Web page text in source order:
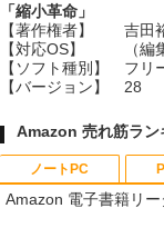
「縮小革命」
【著作権者】
吉田
【対応OS】
（
【ソフト種別】
フリ
【バージョン】
28
Amazon 売れ筋ラン
ノートPC
Amazon 電子書籍リ